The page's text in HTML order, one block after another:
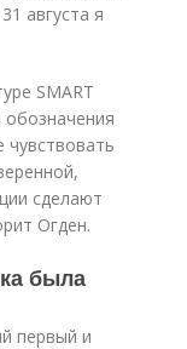
августа я
SMART
сделают
Огден.
была
первый и